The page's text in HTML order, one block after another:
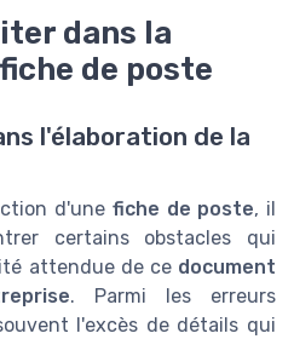
dans la
de poste
l'élaboration de la
d'une fiche de poste, il
certains obstacles qui
attendue de ce document
. Parmi les erreurs
l'excès de détails qui